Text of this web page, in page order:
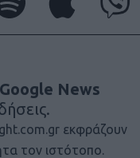
Google News
εκφράζουν
τον ιστότοπο.